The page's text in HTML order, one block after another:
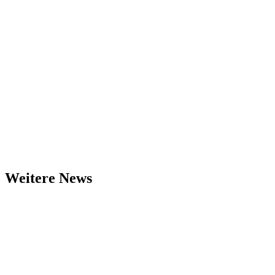
Weitere News